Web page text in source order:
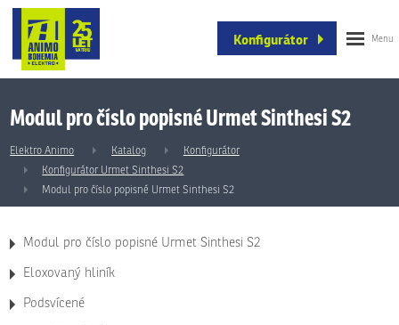
Konfigurátor
Modul pro číslo popisné Urmet Sinthesi S2
Elektro Animo Katalog
Konfigurátor
Konfigurátor Urmet Sinthesi S2
Modul pro číslo popisné Urmet Sinthesi S2
Modul pro číslo popisné Urmet Sinthesi S2
Eloxovaný hliník
Podsvícené